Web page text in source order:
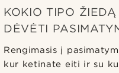
KOKIO TIPO
DĖVĖTI
Rengimasis į
kur ketinate eiti ir su